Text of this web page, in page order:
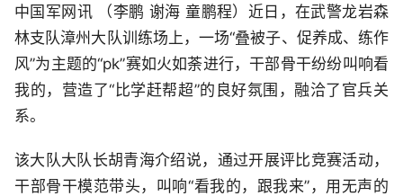
中国军网讯 （李鹏 谢海 童鹏程）近日，在武警龙岩森
林支队漳州大队训练场上，一场“叠被子、促养成、练作
风”为主题的“pk”赛如火如荼进行，干部骨干纷纷叫响看
我的，营造了“比学赶帮超”的良好氛围，融洽了官兵关
系。
该大队大队长胡青海介绍说，通过开展评比竞赛活动，
干部骨干模范带头，叫响“看我的，跟我来”，用无声的